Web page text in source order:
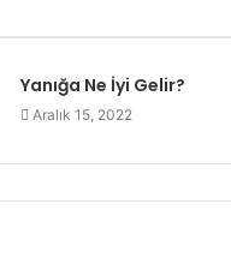
Yanığa Ne İyi Gelir?
Aralık 15, 2022